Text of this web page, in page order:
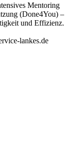
Mentoring
(Done4You) –
und Effizienz.
lankes.de